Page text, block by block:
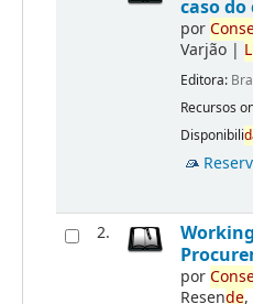
caso
por
Varjão |
Editora:
Recursos
Disponibili
2.
por
Resende,